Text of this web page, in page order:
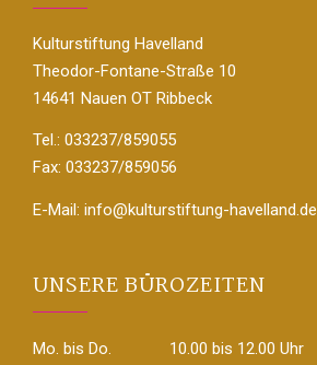
Kulturstiftung Havelland
Theodor-Fontane-Straße 10
14641 Nauen OT Ribbeck
Tel.: 033237/859055
Fax: 033237/859056
E-Mail: info@kulturstiftung-havelland.de
UNSERE BÜROZEITEN
Mo. bis Do.
10.00 bis 12.00 Uhr